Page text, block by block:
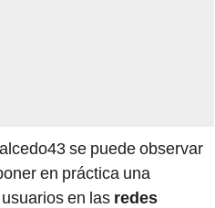
se puede observar
en práctica una
en las redes